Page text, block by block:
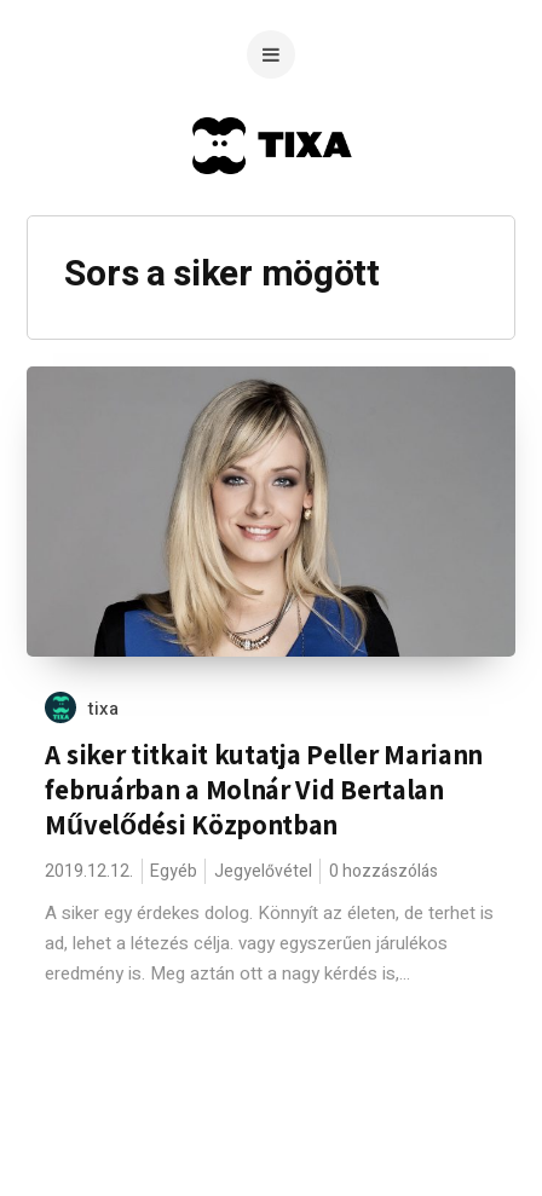
Sors a siker mögött
tixa
A siker titkait kutatja Peller Mariann
februárban a Molnár Vid Bertalan
Művelődési Központban
2019.12.12. Egyéb Jegyelővétel 0 hozzászólás
A siker egy érdekes dolog. Könnyít az életen, de terhet is
ad, lehet a létezés célja. vagy egyszerűen járulékos
eredmény is. Meg aztán ott a nagy kérdés is,...